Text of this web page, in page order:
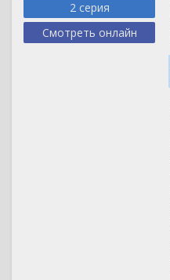
2 серия
Смотреть онлайн